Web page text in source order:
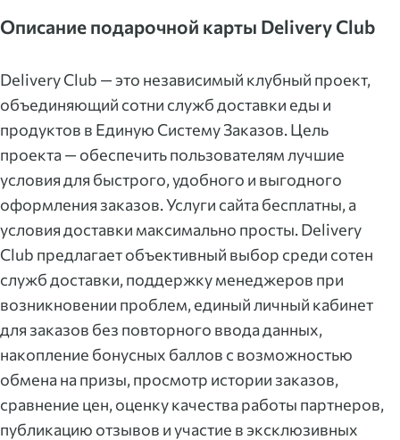
Описание подарочной карты Delivery Club
Delivery Club — это независимый клубный проект,
объединяющий сотни служб доставки еды и
продуктов в Единую Систему Заказов. Цель
проекта — обеспечить пользователям лучшие
условия для быстрого, удобного и выгодного
оформления заказов. Услуги сайта бесплатны, а
условия доставки максимально просты. Delivery
Club предлагает объективный выбор среди сотен
служб доставки, поддержку менеджеров при
возникновении проблем, единый личный кабинет
для заказов без повторного ввода данных,
накопление бонусных баллов с возможностью
обмена на призы, просмотр истории заказов,
сравнение цен, оценку качества работы партнеров,
публикацию отзывов и участие в эксклюзивных